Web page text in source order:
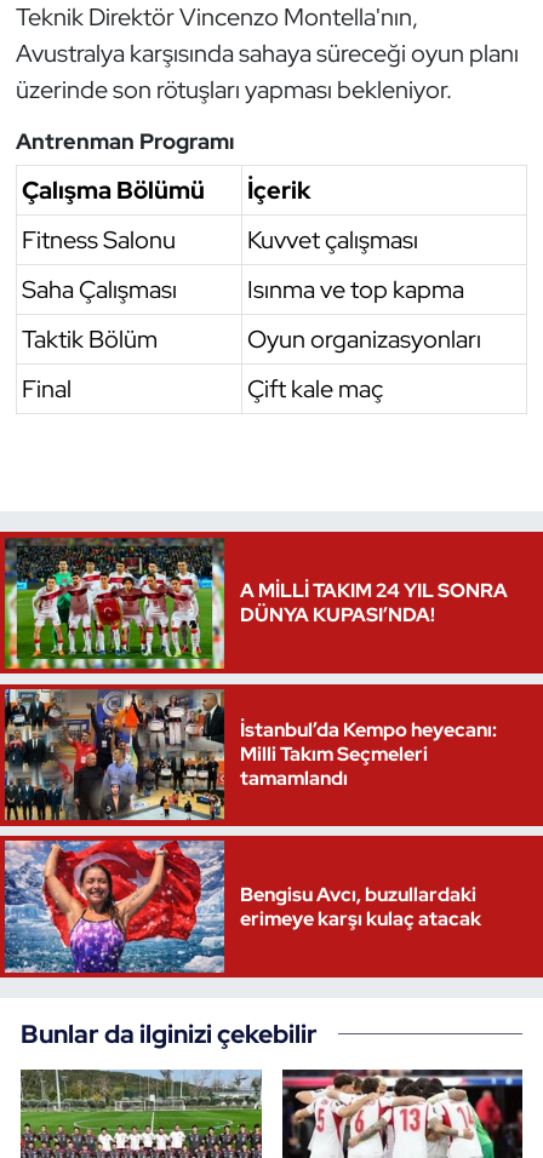
Teknik Direktör Vincenzo Montella'nın,
Avustralya karşısında sahaya süreceği oyun planı
üzerinde son rötuşları yapması bekleniyor.
Antrenman Programı
Çalışma Bölümü
İçerik
Fitness Salonu
Kuvvet çalışması
Saha Çalışması
Isınma ve top kapma
Taktik Bölüm
Oyun organizasyonları
Final
Çift kale maç
A MİLLİ TAKIM 24 YIL SONRA
DÜNYA KUPASI’NDA!
İstanbul’da Kempo heyecanı:
Milli Takım Seçmeleri
tamamlandı
Bengisu Avcı, buzullardaki
erimeye karşı kulaç atacak
Bunlar da ilginizi çekebilir
Triatlon
Vücut Geliştirme Fitness
Wushu Kungfu
Yelken
Yüzme